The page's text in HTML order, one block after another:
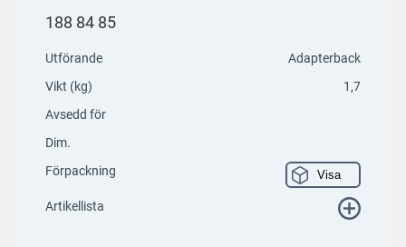
188 84 85
Utförande
Adapterback
Vikt (kg)
1,7
Avsedd för
Dim.
Förpackning
Visa
Artikellista